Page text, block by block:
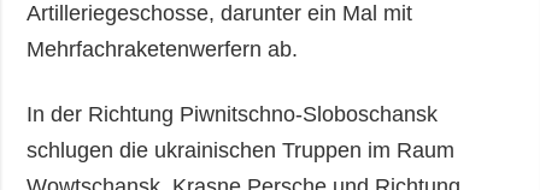
Artilleriegeschosse, darunter ein Mal mit
Mehrfachraketenwerfern ab.
In der Richtung Piwnitschno-Sloboschansk
schlugen die ukrainischen Truppen im Raum